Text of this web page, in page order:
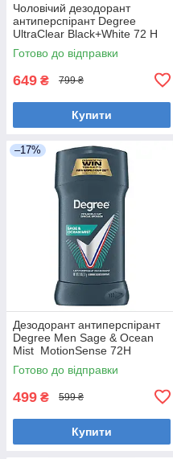
Чоловічий дезодорант
антиперспірант Degree
UltraClear Black+White 72 H
(2 шт по 76 грамів)
Готово до відправки
649 ₴ 799 ₴
Купити
–17%
Дезодорант антиперспірант
Degree Men Sage & Ocean
Mist MotionSense 72H
Готово до відправки
499 ₴ 599 ₴
Купити